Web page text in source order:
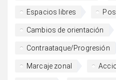
Espacios libres
Cambios de orientación
Contraataque/Progresión
Marcaje zonal